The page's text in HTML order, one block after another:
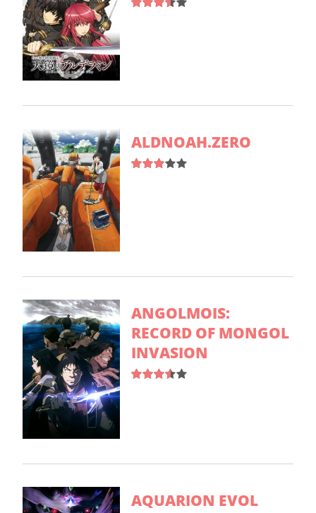
ALDNOAH.ZERO
ANGOLMOIS:
RECORD OF MONGOL
INVASION
AQUARION EVOL